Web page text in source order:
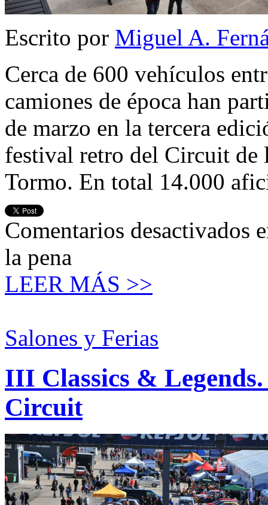
Escrito por Miguel A.
Cerca de 600 vehículos
camiones de época han
de marzo en la tercera
festival retro del Circuit de
Tormo. En total 14.000
Comentarios desactivados
la pena
LEER MÁS >>
Salones y Ferias
III Classics &
Circuit